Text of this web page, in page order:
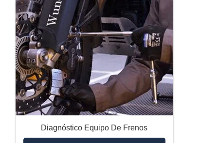
Diagnóstico Equipo De Frenos